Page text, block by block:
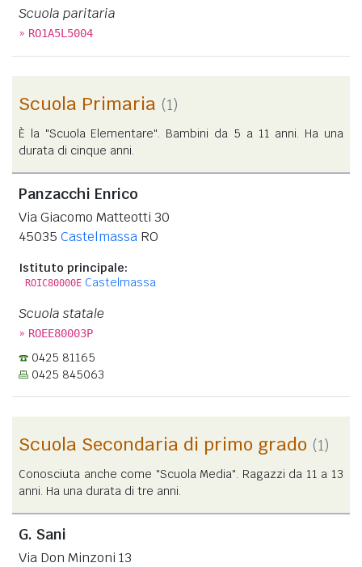
Scuola paritaria
» RO1A5L5004
Scuola Primaria (1)
È la "Scuola Elementare". Bambini da 5 a 11 anni. Ha una
durata di cinque anni.
Panzacchi Enrico
Via Giacomo Matteotti 30
45035 Castelmassa RO
Istituto principale:
ROIC80000E Castelmassa
Scuola statale
» ROEE80003P
0425 81165
0425 845063
Scuola Secondaria di primo grado (1)
Conosciuta anche come "Scuola Media". Ragazzi da 11 a 13
anni. Ha una durata di tre anni.
G. Sani
Via Don Minzoni 13